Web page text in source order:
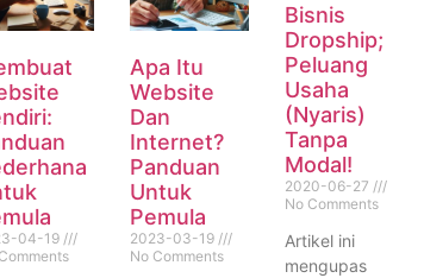
04-19
Apa Itu
Website
Dan
Internet?
Panduan
Untuk
Pemula
2023-03-19
No Comments
Bisnis
Dropship;
Peluang
Usaha
(Nyaris)
Tanpa
Modal!
2020-06-27
No Comments
Artikel ini
mengupas